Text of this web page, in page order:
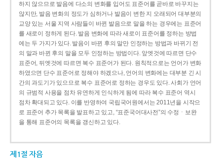
하지 않으므로 발음에 다소의 변화를 입어도 표준어를 곧바로 바꾸지는
않지만, 발음 변화의 정도가 심하거나 발음이 변한 지 오래되어 대부분의
교양 있는 서울 지역 사람들이 바뀐 발음으로 말을 하는 경우에는 표준어
를 새로이 정하게 된다. 발음 변화에 따라 새로이 표준어를 정하는 방법
에는 두 가지가 있다. 발음이 바뀐 후의 말만 인정하는 방법과 바뀌기 전
의 말과 바뀐 후의 말을 모두 인정하는 방법이다. 앞엣것에 따르면 단수
표준어, 뒤엣것에 따르면 복수 표준어가 된다. 원칙적으로는 언어가 변화
하였으면 단수 표준어로 정해야 하겠으나, 언어의 변화에는 대부분 긴 시
간의 과도기가 있으므로 복수 표준어로 정하는 경우도 있다. 사회가 언어
의 규범적 사용을 점차 유연하게 인식하게 됨에 따라 복수 표준어 역시
점차 확대되고 있다. 이를 반영하여 국립국어원에서는 2011년을 시작으
로 표준어 추가 목록을 발표하고 있고, “표준국어대사전”의 수정ㆍ보완
을 통해 표준어의 목록을 갱신하고 있다.
제1절 자음